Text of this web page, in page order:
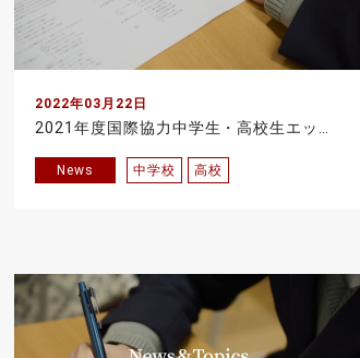
2022年03月22日
News 中学校 高校